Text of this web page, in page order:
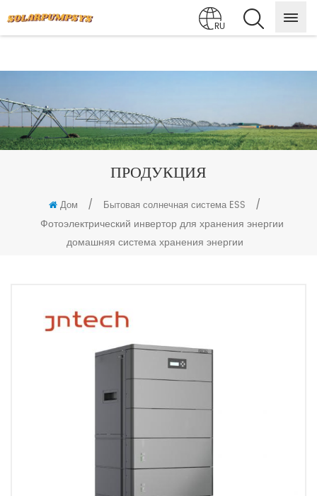
RU
ПРОДУКЦИЯ
Дом / Бытовая солнечная система ESS
/
Фотоэлектрический инвертор для хранения энергии
домашняя система хранения энергии